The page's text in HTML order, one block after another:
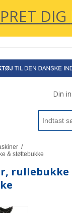
DIG
Din
/
& støttebukke
rullebukke